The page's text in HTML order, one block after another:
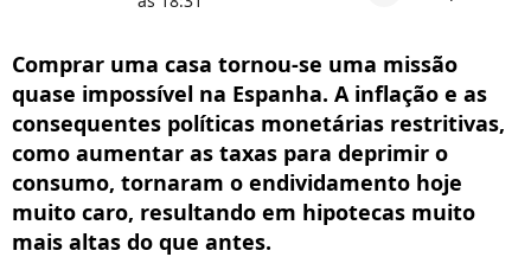
Comprar uma casa tornou-se uma missão
quase impossível na Espanha. A inflação e as
consequentes políticas monetárias restritivas,
como aumentar as taxas para deprimir o
consumo, tornaram o endividamento hoje
muito caro, resultando em hipotecas muito
mais altas do que antes.